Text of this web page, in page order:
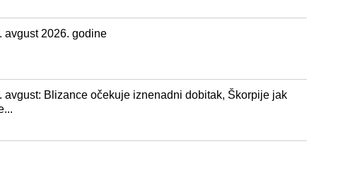
avgust 2026. godine
avgust: Blizance očekuje iznenadni dobitak, Škorpije jak